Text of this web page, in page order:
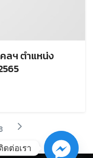
ลฯ ตำแหน่ง
ดต่อเรา